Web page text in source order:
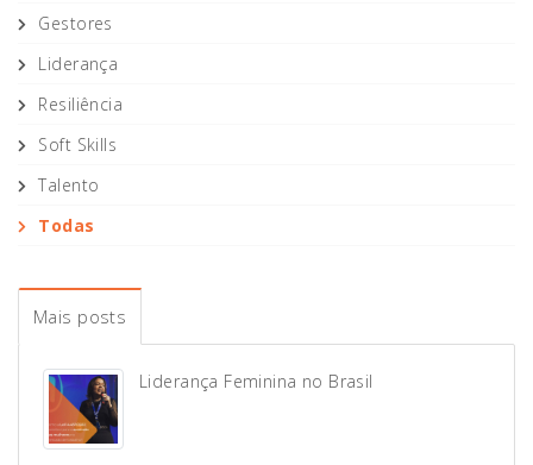
Gestores
Liderança
Resiliência
Soft Skills
Talento
Todas
Mais posts
Liderança Feminina no Brasil